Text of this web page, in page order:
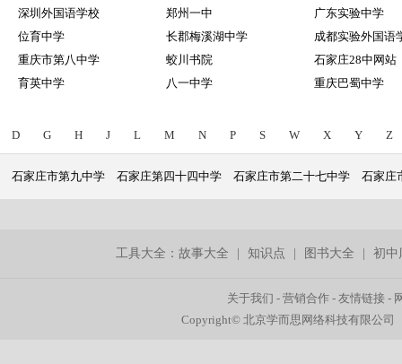
深圳外国语学校
郑州一中
广东实验中学
位育中学
长郡梅溪湖中学
成都实验外国语
重庆市第八中学
蛟川书院
石家庄28中网站
育英中学
八一中学 重庆巴蜀中学
D G H J L M N P S W X Y Z
石家庄市第九中学 石家庄第四十四中学 石家庄市第二十七中学 石家庄
工具大全：故事大全 |知识点 图书大全 |初中
关于我们 -营销合作 -友情链接 -
Copyright© 北京学而思网络科技有限公司